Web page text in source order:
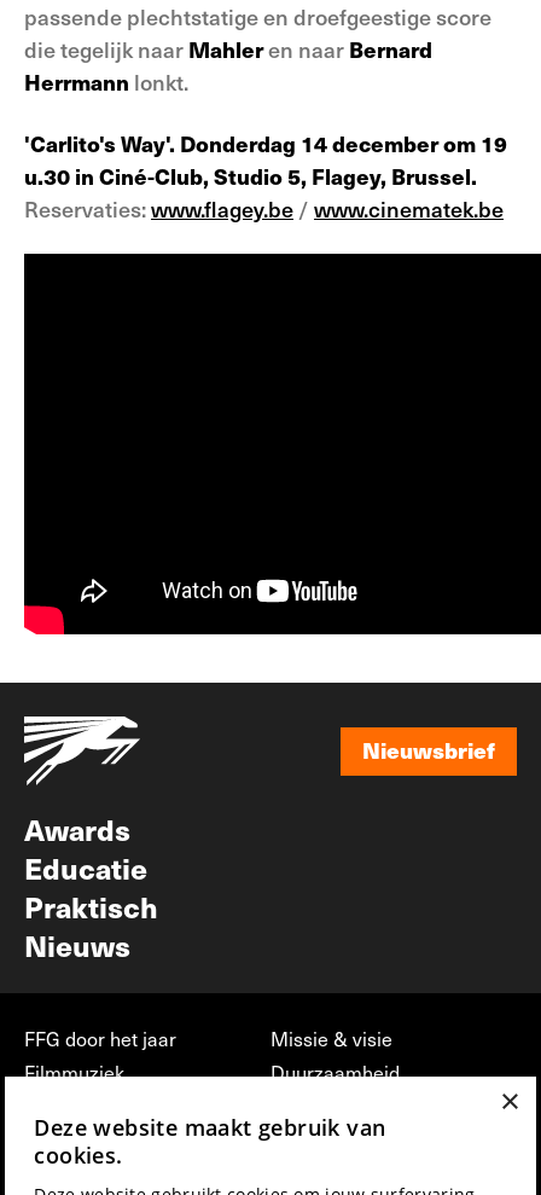
passende plechtstatige en droefgeestige score
die tegelijk naar Mahleren naar Bernard
Herrmann lonkt.
'Carlito's Way'. Donderdag 14 december om 19
u.30 in Ciné-Club, Studio 5, Flagey, Brussel.
Reservaties:www.flagey.be / www.cinematek.be
Nieuwsbrief
Awards
Educatie
Praktisch
Nieuws
FFG door het jaar
Filmmuziek
Press & Industry
Missie & visie
Duurzaamheid
vrijwilligerswerk bij FFG
×
Deze website maakt gebruik van
cookies.